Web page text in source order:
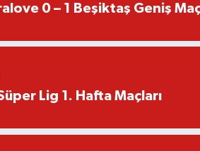
0 – 1 Beşiktaş Geniş
Lig 1. Hafta Maçları